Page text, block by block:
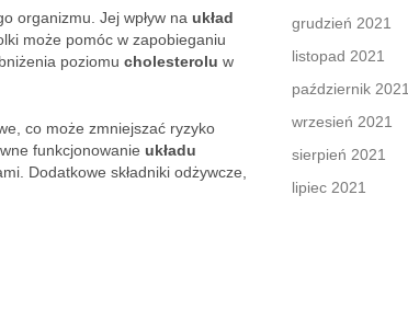
organizmu. Jej wpływ na układ
może pomóc w zapobieganiu
poziomu cholesterolu w
co może zmniejszać ryzyko
funkcjonowanie układu
Dodatkowe składniki odżywcze,
grudzień 2021
listopad 2021
październik 2021
wrzesień 2021
sierpień 2021
lipiec 2021